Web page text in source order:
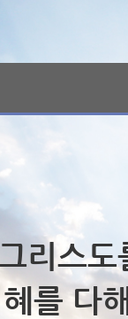
리스
를 다